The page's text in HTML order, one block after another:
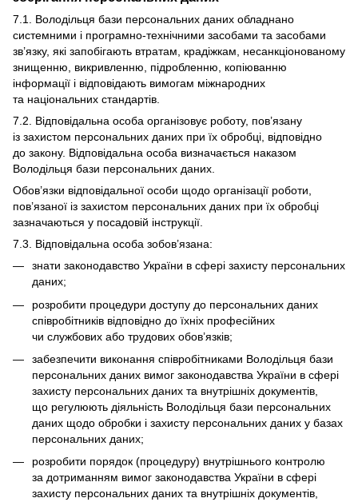
7.1. Володільця бази персональних даних обладнано
системними і програмно-технічними засобами та засобами
зв’язку, які запобігають втратам, крадіжкам, несанкціонованому
знищенню, викривленню, підробленню, копіюванню
інформації і відповідають вимогам міжнародних
та національних стандартів.
7.2. Відповідальна особа організовує роботу, пов’язану
із захистом персональних даних при їх обробці, відповідно
до закону. Відповідальна особа визначається наказом
Володільця бази персональних даних.
Обов’язки відповідальної особи щодо організації роботи,
пов’язаної із захистом персональних даних при їх обробці
зазначаються у посадовій інструкції.
7.3. Відповідальна особа зобов’язана:
знати законодавство України в сфері захисту персональних
даних;
розробити процедури доступу до персональних даних
співробітників відповідно до їхніх професійних
чи службових або трудових обов’язків;
забезпечити виконання співробітниками Володільця бази
персональних даних вимог законодавства України в сфері
захисту персональних даних та внутрішніх документів,
що регулюють діяльність Володільця бази персональних
даних щодо обробки і захисту персональних даних у базах
персональних даних;
розробити порядок (процедуру) внутрішнього контролю
за дотриманням вимог законодавства України в сфері
захисту персональних даних та внутрішніх документів,